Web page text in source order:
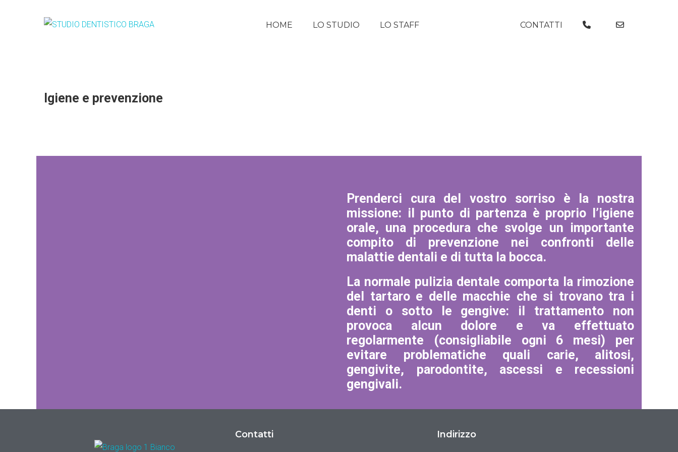
HOME LO STUDIO LO STAFF CONTATTI
Igiene e prevenzione
Prenderci cura del vostro sorriso è la nostra
missione: il punto di partenza è proprio l’igiene
orale, una procedura che svolge un importante
compito di prevenzione nei confronti delle
malattie dentali e di tutta la bocca.
La normale pulizia dentale comporta la rimozione
del tartaro e delle macchie che si trovano tra i
denti o sotto le gengive: il trattamento non
provoca alcun dolore e va effettuato
regolarmente (consigliabile ogni 6 mesi) per
evitare problematiche quali carie, alitosi,
gengivite, parodontite, ascessi e recessioni
gengivali.
Contatti Indirizzo